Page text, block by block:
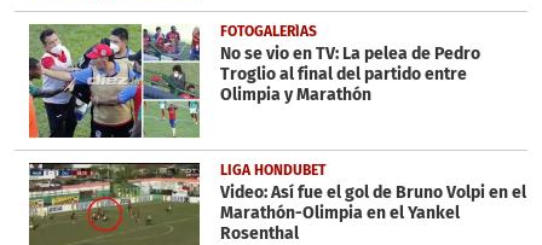
FOTOGALERÍAS
No se vio en TV: La pelea de Pedro
Troglio al final del partido entre
Olimpia y Marathón
LIGA HONDUBET
Video: Así fue el gol de Bruno Volpi en el
Marathón-Olimpia en el Yankel
Rosenthal